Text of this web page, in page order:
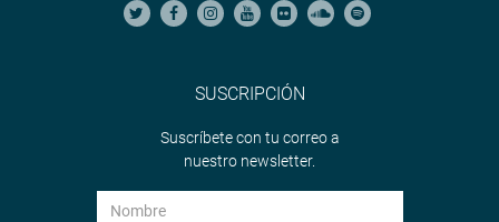
SUSCRIPCIÓN
Suscríbete con tu correo a
nuestro newsletter.